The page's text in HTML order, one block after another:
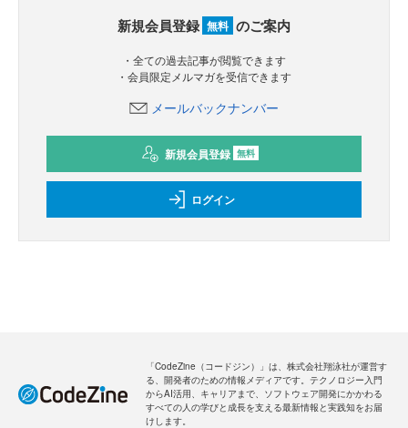
新規会員登録 無料 のご案内
・全ての過去記事が閲覧できます
・会員限定メルマガを受信できます
メールバックナンバー
新規会員登録 無料
ログイン
「CodeZine（コードジン）」は、株式会社翔泳社が運営す
る、開発者のための情報メディアです。テクノロジー入門
からAI活用、キャリアまで、ソフトウェア開発にかかわる
すべての人の学びと成長を支える最新情報と実践知をお届
けします。